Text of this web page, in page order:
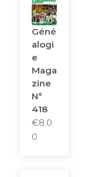
Géné
Alogi
E
Maga
Zine
N°
418
€8.0
0